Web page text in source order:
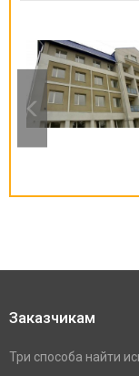
Заказчикам
Три способа найти